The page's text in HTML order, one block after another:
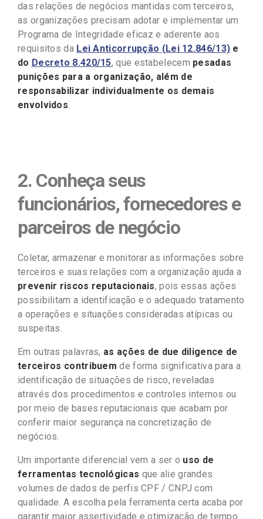
das relações de negócios mantidas com terceiros,
as organizações precisam adotar e implementar um
Programa de Integridade eficaz e aderente aos
requisitos da Lei Anticorrupção (Lei 12.846/13) e
do Decreto 8.420/15, que estabelecem pesadas
punições para a organização, além de
responsabilizar individualmente os demais
envolvidos.
2. Conheça seus
funcionários, fornecedores e
parceiros de negócio
Coletar, armazenar e monitorar as informações sobre
terceiros e suas relações com a organização ajuda a
prevenir riscos reputacionais, pois essas ações
possibilitam a identificação e o adequado tratamento
a operações e situações consideradas atípicas ou
suspeitas.
Em outras palavras, as ações de due diligence de
terceiros contribuem de forma significativa para a
identificação de situações de risco, reveladas
através dos procedimentos e controles internos ou
por meio de bases reputacionais que acabam por
conferir maior segurança na concretização de
negócios.
Um importante diferencial vem a ser o uso de
ferramentas tecnológicas que alie grandes
volumes de dados de perfis CPF / CNPJ com
qualidade. A escolha pela ferramenta certa acaba por
garantir maior assertividade e otimização de tempo.